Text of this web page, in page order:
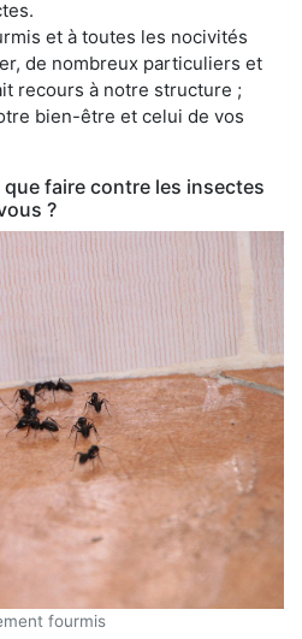
et à toutes les nocivités
de nombreux particuliers et
recours à notre structure ;
bien-être et celui de vos
faire contre les insectes
?
fourmis